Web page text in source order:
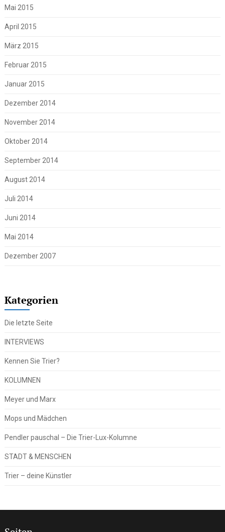
Mai 2015
April 2015
März 2015
Februar 2015
Januar 2015
Dezember 2014
November 2014
Oktober 2014
September 2014
August 2014
Juli 2014
Juni 2014
Mai 2014
Dezember 2007
Kategorien
Die letzte Seite
INTERVIEWS
Kennen Sie Trier?
KOLUMNEN
Meyer und Marx
Mops und Mädchen
Pendler pauschal – Die Trier-Lux-Kolumne
STADT & MENSCHEN
Trier – deine Künstler